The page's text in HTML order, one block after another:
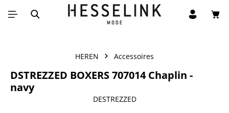
Ga naar de hoofdinhoud
HEREN Accessoires
DSTREZZED BOXERS 707014 Chaplin -
navy
DESTREZZED